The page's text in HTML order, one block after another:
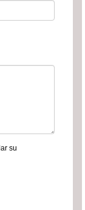
su